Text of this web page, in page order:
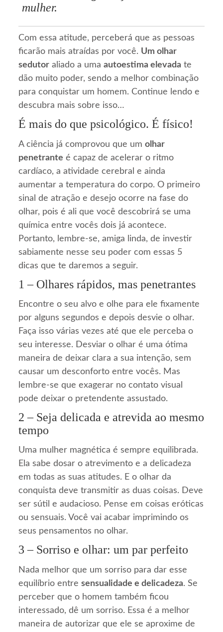
mulher.
Com essa atitude, perceberá que as pessoas
ficarão mais atraídas por você. Um olhar
sedutor aliado a umaautoestima elevada te
dão muito poder, sendo a melhor combinação
para conquistar um homem. Continue lendo e
descubra mais sobre isso…
É mais do que psicológico. É físico!
A ciência já comprovou que umolhar
penetrante é capaz de acelerar o ritmo
cardíaco, a atividade cerebral e ainda
aumentar a temperatura do corpo. O primeiro
sinal de atração e desejo ocorre na fase do
olhar, pois é ali que você descobrirá se uma
química entre vocês dois já acontece.
Portanto, lembre-se, amiga linda, de investir
sabiamente nesse seu poder com essas 5
dicas que te daremos a seguir.
1 – Olhares rápidos, mas penetrantes
Encontre o seu alvo e olhe para ele fixamente
por alguns segundos e depois desvie o olhar.
Faça isso várias vezes até que ele perceba o
seu interesse. Desviar o olhar é uma ótima
maneira de deixar clara a sua intenção, sem
causar um desconforto entre vocês. Mas
lembre-se que exagerar no contato visual
pode deixar o pretendente assustado.
2 – Seja delicada e atrevida ao mesmo
tempo
Uma mulher magnética é sempre equilibrada.
Ela sabe dosar o atrevimento e a delicadeza
em todas as suas atitudes. E o olhar da
conquista deve transmitir as duas coisas. Deve
ser sútil e audacioso. Pense em coisas eróticas
ou sensuais. Você vai acabar imprimindo os
seus pensamentos no olhar.
3 – Sorriso e olhar: um par perfeito
Nada melhor que um sorriso para dar esse
equilíbrio entresensualidade e delicadeza. Se
perceber que o homem também ficou
interessado, dê um sorriso. Essa é a melhor
maneira de autorizar que ele se aproxime de